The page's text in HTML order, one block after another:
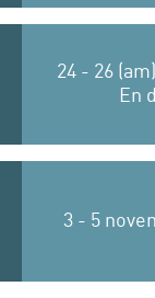
24 - 26
En
3 - 5